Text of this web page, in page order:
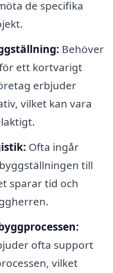
de specifika
Behöver
ett kortvarigt
erbjuder
vilket kan vara
Ofta ingår
till
sparar tid och
ofta support
vilket